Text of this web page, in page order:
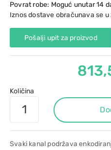
Povrat robe: Moguć unutar 14
Iznos dostave obračunava se
Pošalji upit za proizvod
Količina
Svaki kanal podržava